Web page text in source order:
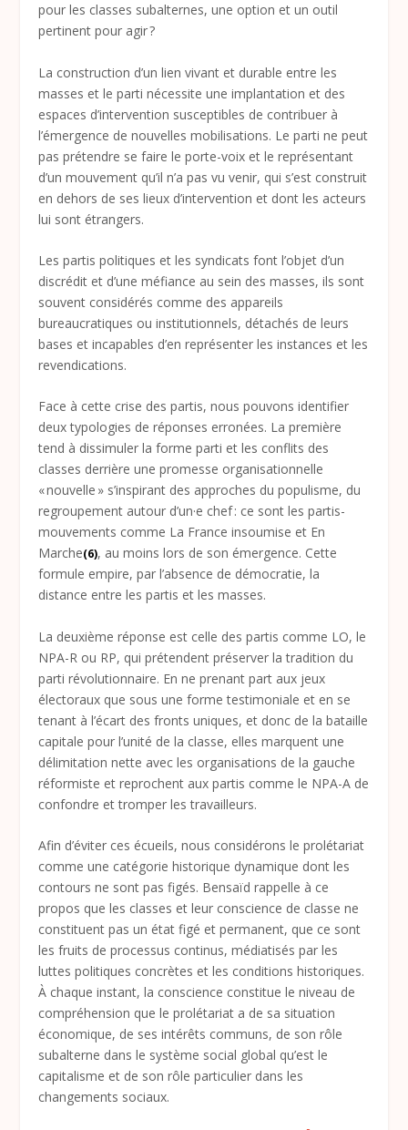
pour les classes subalternes, une option et un outil
pertinent pour agir ?
La construction d’un lien vivant et durable entre les
masses et le parti nécessite une implantation et des
espaces d’intervention susceptibles de contribuer à
l’émergence de nouvelles mobilisations. Le parti ne peut
pas prétendre se faire le porte-voix et le représentant
d’un mouvement qu’il n’a pas vu venir, qui s’est construit
en dehors de ses lieux d’intervention et dont les acteurs
lui sont étrangers.
Les partis politiques et les syndicats font l’objet d’un
discrédit et d’une méfiance au sein des masses, ils sont
souvent considérés comme des appareils
bureaucratiques ou institutionnels, détachés de leurs
bases et incapables d’en représenter les instances et les
revendications.
Face à cette crise des partis, nous pouvons identifier
deux typologies de réponses erronées. La première
tend à dissimuler la forme parti et les conflits des
classes derrière une promesse organisationnelle
« nouvelle » s’inspirant des approches du populisme, du
regroupement autour d’un·e chef : ce sont les partis-
mouvements comme La France insoumise et En
Marche(6), au moins lors de son émergence. Cette
formule empire, par l’absence de démocratie, la
distance entre les partis et les masses.
La deuxième réponse est celle des partis comme LO, le
NPA-R ou RP, qui prétendent préserver la tradition du
parti révolutionnaire. En ne prenant part aux jeux
électoraux que sous une forme testimoniale et en se
tenant à l’écart des fronts uniques, et donc de la bataille
capitale pour l’unité de la classe, elles marquent une
délimitation nette avec les organisations de la gauche
réformiste et reprochent aux partis comme le NPA-A de
confondre et tromper les travailleurs.
Afin d’éviter ces écueils, nous considérons le prolétariat
comme une catégorie historique dynamique dont les
contours ne sont pas figés. Bensaïd rappelle à ce
propos que les classes et leur conscience de classe ne
constituent pas un état figé et permanent, que ce sont
les fruits de processus continus, médiatisés par les
luttes politiques concrètes et les conditions historiques.
À chaque instant, la conscience constitue le niveau de
compréhension que le prolétariat a de sa situation
économique, de ses intérêts communs, de son rôle
subalterne dans le système social global qu’est le
capitalisme et de son rôle particulier dans les
changements sociaux.